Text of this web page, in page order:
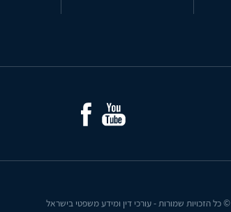
© כל הזכויות שמורות - עורכי דין ומידע משפטי בישראל